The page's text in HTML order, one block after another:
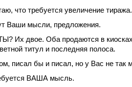
что требуется увеличение тиража.
Ваши мысли, предложения.
Их двое. Оба продаются в
титул и последняя полоса.
писал бы и писал, но у Вас не так
ВАША мысль.